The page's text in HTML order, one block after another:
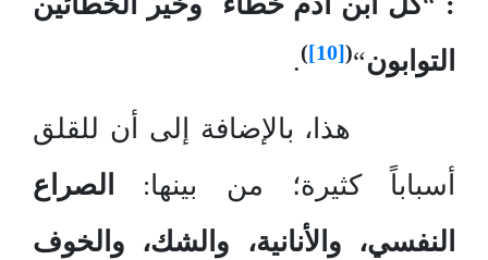
التوابون“
(
[10]
)
.
هذا، بالإضافة إلى أن للقلق
أسباباً كثيرة؛ من بينها:
الصراع
النفسي، والأنانية، والشك، والخوف